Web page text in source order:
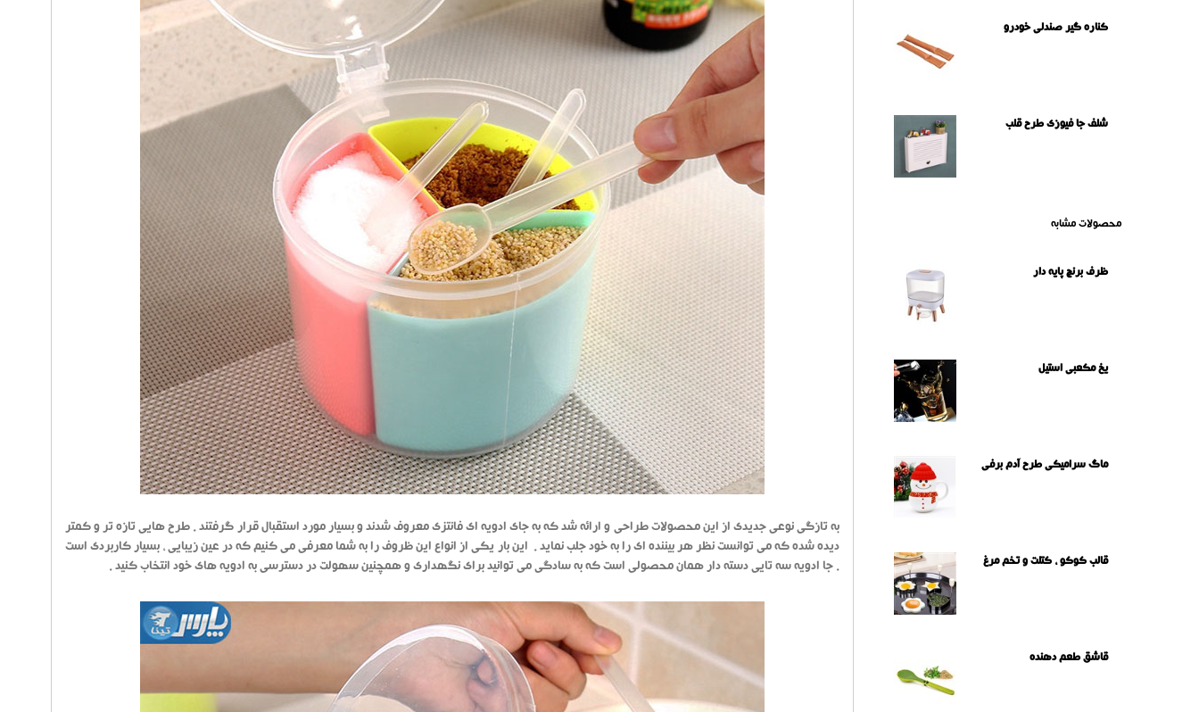
به تازگی نوعی جدیدی از این محصولات طراحی و ارائه شد که به جای ادویه ای فانتزی معروف شدند و بسیار مورد استقبال قرار گرفتند . طرح هایی تازه تر و کمتر
دیده شده که می توانست نظر هر بیننده ای را به خود جلب نماید . این بار یکی از انواع این ظروف را به شما معرفی می کنیم که در عین زیبایی ، بسیار کاربردی است
. جا ادویه سه تایی دسته دار همان محصولی است که به سادگی می توانید برای نگهداری و همچنین سهولت در دسترسی به ادویه های خود انتخاب کنید .
کناره گیر صندلی خودرو
شلف جا فیوزی طرح قلب
محصولات مشابه
ظرف برنج پایه دار
یخ مکعبی استیل
ماگ سرامیکی طرح آدم برفی
قالب کوکو ، کتلت و تخم مرغ
قاشق طعم دهنده